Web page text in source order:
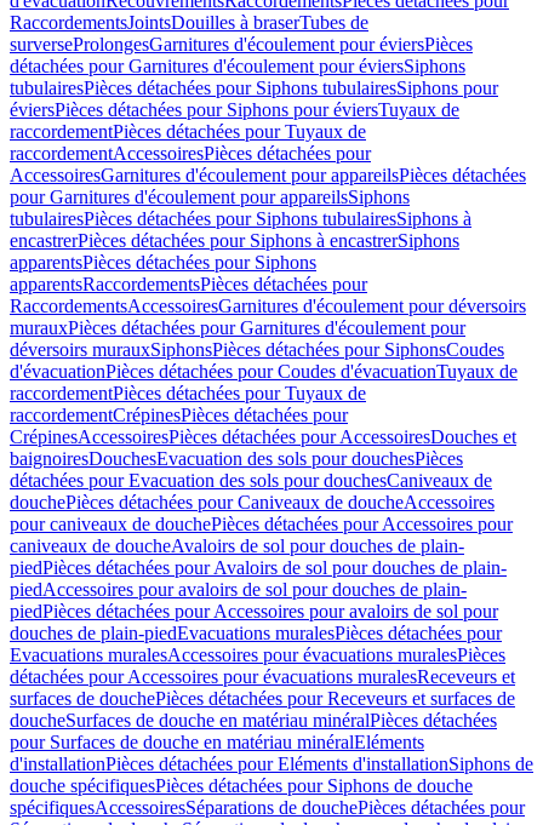
RaccordementsJointsDouilles à braserTubes de
surverseProlongesGarnitures d'écoulement pour éviersPièces
détachées pour Garnitures d'écoulement pour éviersSiphons
tubulairesPièces détachées pour Siphons tubulairesSiphons pour
éviersPièces détachées pour Siphons pour éviersTuyaux de
raccordementPièces détachées pour Tuyaux de
raccordementAccessoiresPièces détachées pour
AccessoiresGarnitures d'écoulement pour appareilsPièces détachées
pour Garnitures d'écoulement pour appareilsSiphons
tubulairesPièces détachées pour Siphons tubulairesSiphons à
encastrerPièces détachées pour Siphons à encastrerSiphons
apparentsPièces détachées pour Siphons
apparentsRaccordementsPièces détachées pour
RaccordementsAccessoiresGarnitures d'écoulement pour déversoirs
murauxPièces détachées pour Garnitures d'écoulement pour
déversoirs murauxSiphonsPièces détachées pour SiphonsCoudes
d'évacuationPièces détachées pour Coudes d'évacuationTuyaux de
raccordementPièces détachées pour Tuyaux de
raccordementCrépinesPièces détachées pour
CrépinesAccessoiresPièces détachées pour AccessoiresDouches et
baignoiresDouchesEvacuation des sols pour douchesPièces
détachées pour Evacuation des sols pour douchesCaniveaux de
douchePièces détachées pour Caniveaux de doucheAccessoires
pour caniveaux de douchePièces détachées pour Accessoires pour
caniveaux de doucheAvaloirs de sol pour douches de plain-
piedPièces détachées pour Avaloirs de sol pour douches de plain-
piedAccessoires pour avaloirs de sol pour douches de plain-
piedPièces détachées pour Accessoires pour avaloirs de sol pour
douches de plain-piedEvacuations muralesPièces détachées pour
Evacuations muralesAccessoires pour évacuations muralesPièces
détachées pour Accessoires pour évacuations muralesReceveurs et
surfaces de douchePièces détachées pour Receveurs et surfaces de
doucheSurfaces de douche en matériau minéralPièces détachées
pour Surfaces de douche en matériau minéralEléments
d'installationPièces détachées pour Eléments d'installationSiphons de
douche spécifiquesPièces détachées pour Siphons de douche
spécifiquesAccessoiresSéparations de douchePièces détachées pour